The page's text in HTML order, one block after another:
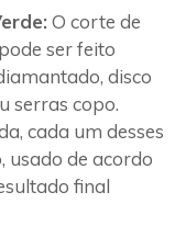
O corte de
ser feito
disco
serras copo.
cada um desses
usado de acordo
final